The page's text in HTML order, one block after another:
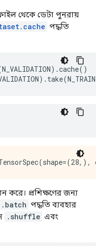
থেকে ডেটা পুনরায়
পদ্ধতি
N_VALIDATION).cache()
). take(N_TRAIN
করে। প্রশিক্ষণের জন্য
.batch পদ্ধতি ব্যবহার
.shuffle এবং